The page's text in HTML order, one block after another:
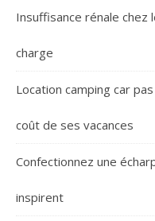
Insuffisance rénale
charge
Location camping car
coût de ses vacances
Confectionnez une
inspirent